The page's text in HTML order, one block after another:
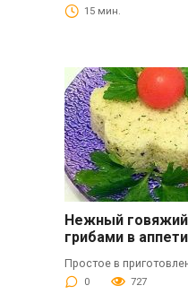
15 мин.
Нежный
грибами в
Простое в
0 727